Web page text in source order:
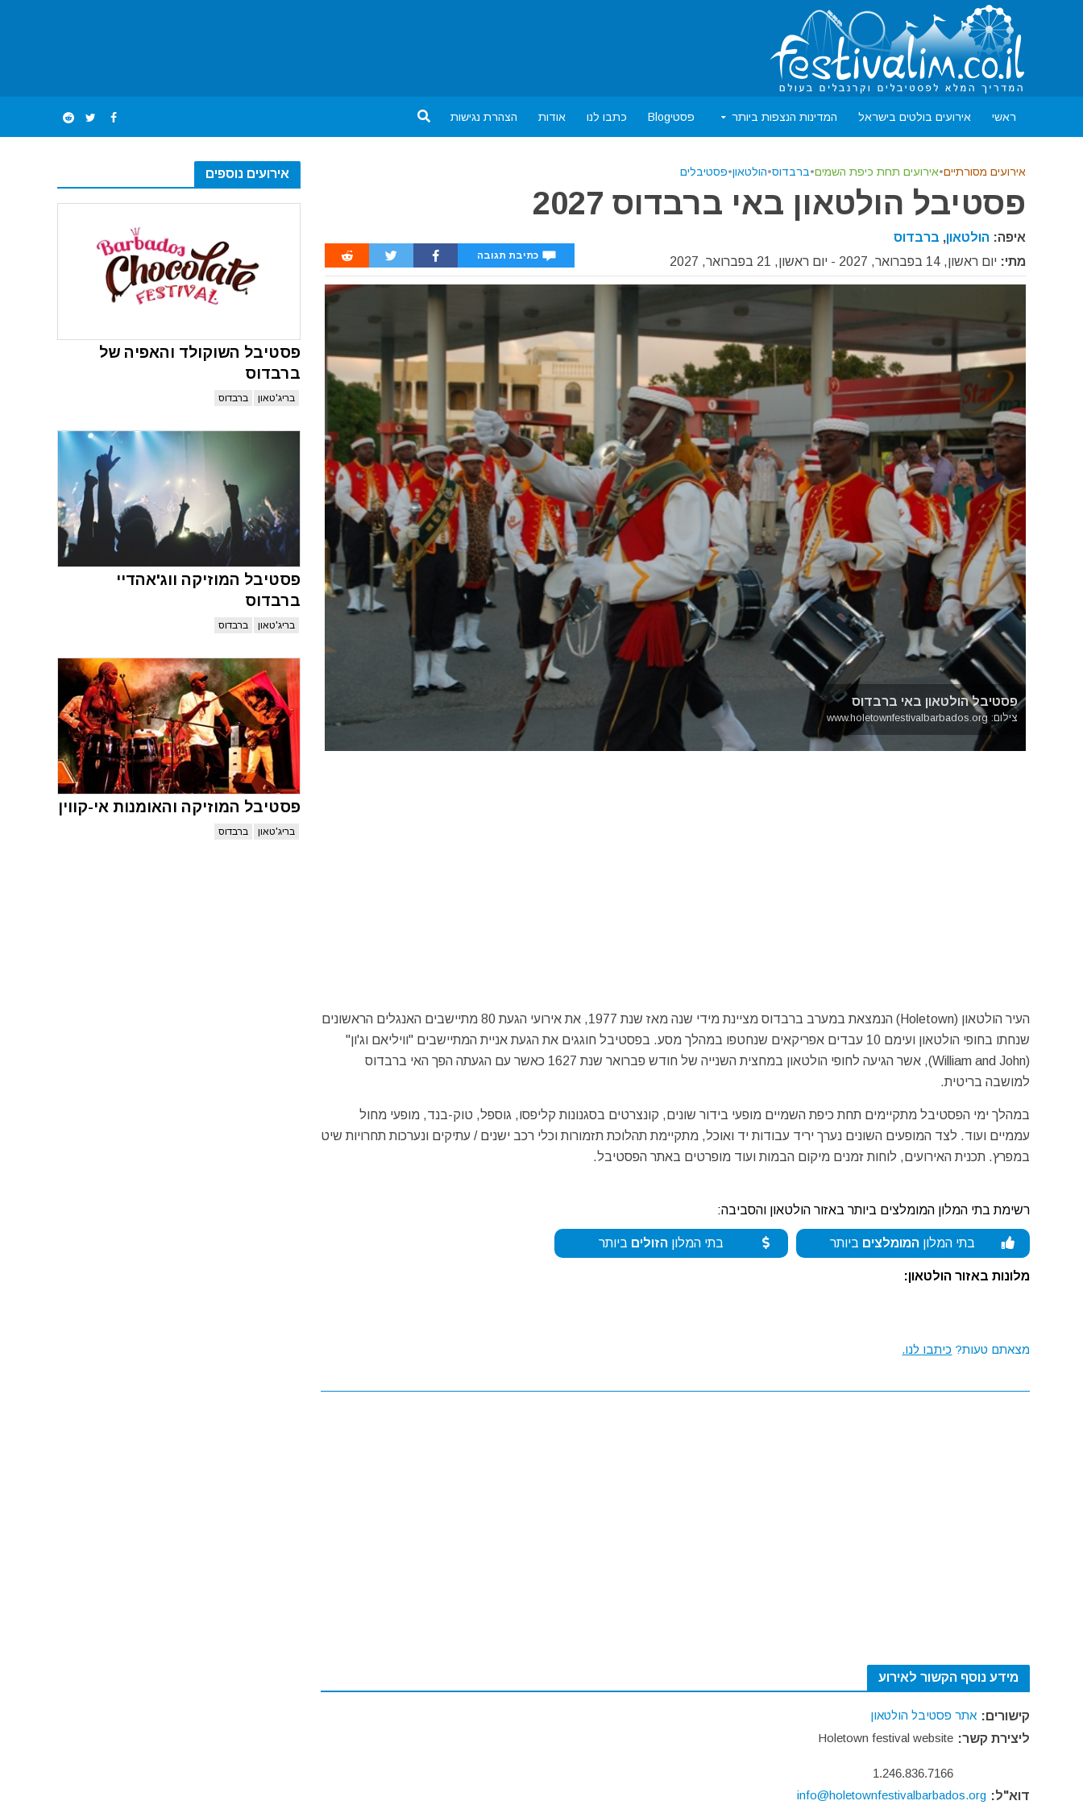
ראשי אירועים בולטים בישראל המדינות הנצפות ביותר פסטיBlog כתבו לנו אודות הצהרת נגישות
אירועים נוספים
פסטיבל השוקולד והאפיה של
ברבדוס
בריג'טאון ברבדוס
פסטיבל המוזיקה ווג'אהדיי
ברבדוס
בריג'טאון ברבדוס
פסטיבל המוזיקה והאומנות אי-קווין
בריג'טאון ברבדוס
אירועים מסורתיים•אירועים תחת כיפת השמים•ברבדוס•הולטאון•פסטיבלים
פסטיבל הולטאון באי ברבדוס 2027
איפה: הולטאון, ברבדוס
מתי: יום ראשון, 14 בפברואר, 2027 - יום ראשון, 21 בפברואר, 2027 כתיבת תגובה
פסטיבל הולטאון באי ברבדוס
צילום: www.holetownfestivalbarbados.org
העיר הולטאון (Holetown
) הנמצאת במערב ברבדוס מציינת מידי שנה מאז שנת 1977, את אירועי הגעת 80 מתיישבים האנגלים הראשונים
שנחתו בחופי הולטאון ועימם 10 עבדים אפריקאים שנחטפו במהלך מסע. בפסטיבל חוגגים את הגעת אניית המתיישבים "וויליאם וג'ון"
(
William and John
), אשר הגיעה לחופי הולטאון במחצית השנייה של חודש פברואר שנת 1627 כאשר עם הגעתה הפך האי ברבדוס
למושבה בריטית.
במהלך ימי הפסטיבל מתקיימים תחת כיפת השמיים מופעי בידור שונים, קונצרטים בסגנונות קליפסו, גוספל, טוק-בנד, מופעי מחול
עממיים ועוד. לצד המופעים השונים נערך יריד עבודות יד ואוכל, מתקיימת תהלוכת תזמורות וכלי רכב ישנים / עתיקים ונערכות תחרויות שיט
במפרץ. תכנית האירועים, לוחות זמנים מיקום הבמות ועוד מופרטים באתר הפסטיבל.
רשימת בתי המלון המומלצים ביותר באזור הולטאון והסביבה:
בתי המלון המומלצים ביותר בתי המלוןהזולים ביותר
מלונות באזור הולטאון:
מצאתם טעות? כיתבו לנו.
מידע נוסף הקשור לאירוע
קישורים: אתר פסטיבל הולטאון
ליצירת קשר: Holetown festival website
1.246.836.7166
דוא"ל: info@holetownfestivalbarbados.org